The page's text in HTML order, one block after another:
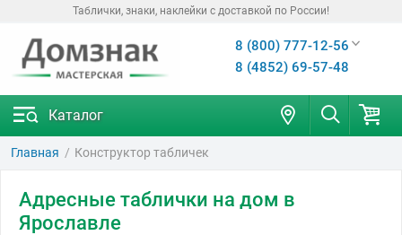
Таблички, знаки, наклейки с доставкой по России!
8 (800) 777-12-56
8 (4852) 69-57-48
Каталог
Главная Конструктор табличек
Адресные таблички на дом в
Ярославле